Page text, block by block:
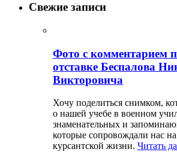
Свежие записи
Фото с комментарием
отставке Беспалова
Викторовича
Хочу поделиться снимком,
о нашей учебе в военном
знаменательных и
которые сопровождали нас
курсантской жизни. Читать